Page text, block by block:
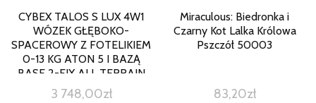
CYBEX TALOS S LUX 4W1
WÓZEK GŁĘBOKO-
SPACEROWY Z FOTELIKIEM
0-13 KG ATON 5 I BAZĄ
BASE 2-FIX ALL TERRAIN
BLK DEEP BLACK
3 748,00zł
Miraculous: Biedronka i
Czarny Kot Lalka Królowa
Pszczół 50003
83,20zł